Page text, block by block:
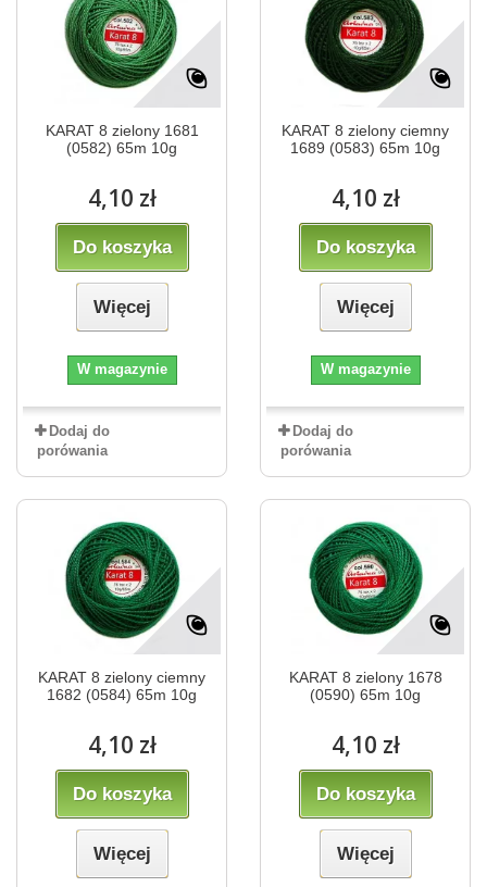
KARAT 8 zielony 1681
(0582) 65m 10g
4,10 zł
Do koszyka
Więcej
W magazynie
Dodaj do
porówania
KARAT 8 zielony ciemny
1689 (0583) 65m 10g
4,10 zł
Do koszyka
Więcej
W magazynie
Dodaj do
porówania
KARAT 8 zielony ciemny
1682 (0584) 65m 10g
4,10 zł
Do koszyka
Więcej
KARAT 8 zielony 1678
(0590) 65m 10g
4,10 zł
Do koszyka
Więcej